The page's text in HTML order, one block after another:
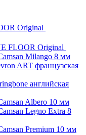
Original
FLOOR Original
Milango 8 мм
ART французская
английская
Albero 10 мм
Legno Extra 8
Premium 10 мм